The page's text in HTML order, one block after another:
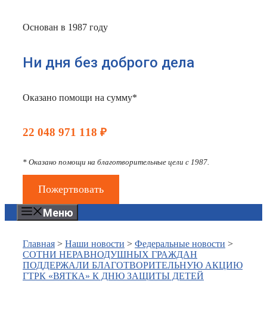
Основан в 1987 году
Ни дня без доброго дела
Оказано помощи на сумму*
22 048 971 118 ₽
* Оказано помощи на благотворительные цели с 1987.
Пожертвовать
Меню
Главная > Наши новости > Федеральные новости >
СОТНИ НЕРАВНОДУШНЫХ ГРАЖДАН
ПОДДЕРЖАЛИ БЛАГОТВОРИТЕЛЬНУЮ АКЦИЮ
ГТРК «ВЯТКА» К ДНЮ ЗАЩИТЫ ДЕТЕЙ